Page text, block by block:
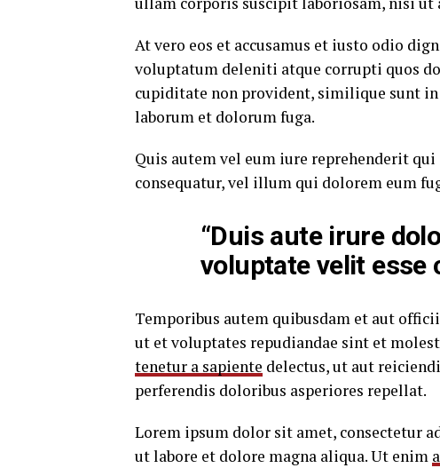
At vero eos et accusamus et iusto odio
voluptatum deleniti atque corrupti quos
cupiditate non provident, similique sunt
laborum et dolorum fuga.
Quis autem vel eum iure reprehenderit
consequatur, vel illum qui dolorem eum
“Duis aute irure
voluptate velit esse
Temporibus autem quibusdam et aut
ut et voluptates repudiandae sint et
tenetur a sapiente delectus, ut aut
perferendis doloribus asperiores repellat.
Lorem ipsum dolor sit amet, consectetur
ut labore et dolore magna aliqua. Ut enim